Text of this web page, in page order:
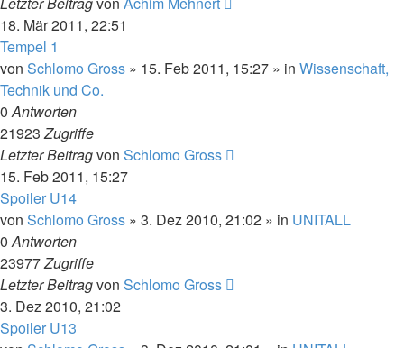
18. Mär 2011, 22:51
Tempel 1
von Schlomo Gross » 15. Feb 2011, 15:27 » in Wissenschaft,
Technik und Co.
0Antworten
21923Zugriffe
Letzter Beitragvon Schlomo Gross
15. Feb 2011, 15:27
Spoiler U14
von Schlomo Gross » 3. Dez 2010, 21:02 » in UNITALL
0Antworten
23977Zugriffe
Letzter Beitragvon Schlomo Gross
3. Dez 2010, 21:02
Spoiler U13